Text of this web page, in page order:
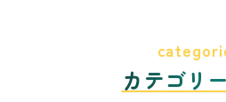
カテゴリ